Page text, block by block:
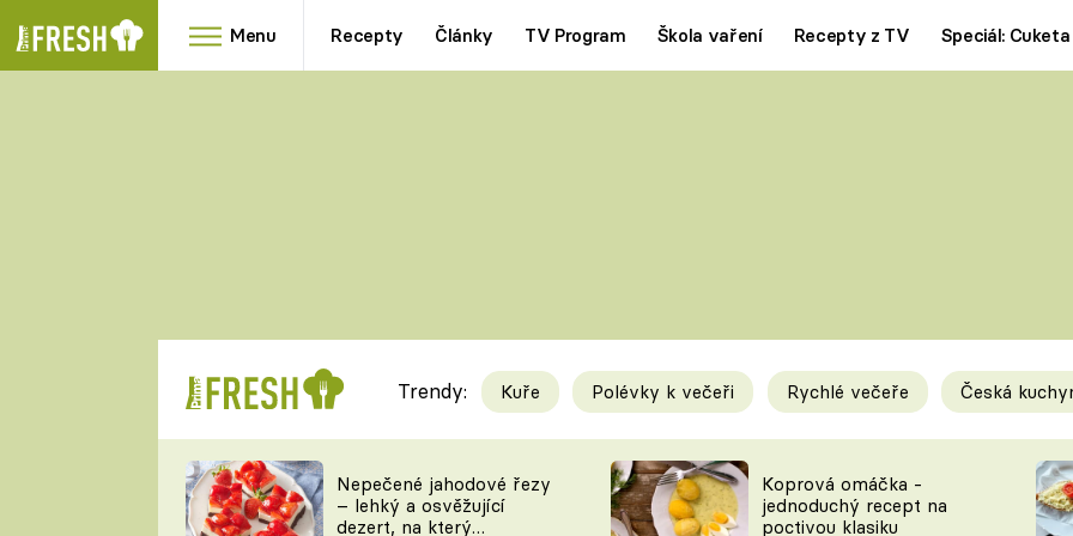
Menu Recepty Články TV Program Škola vaření Recepty z TV Speciál: Cuketa
RYCHLOVKY
Videorecepty
TEĎ VAŘÍ ŠÉF!
Tipy a triky
KAM ZA JÍDLEM
Trendy: Kuře Polévky k večeři Rychlé večeře Česká
Nepečené jahodové řezy
– lehký a osvěžující
dezert, na který
Koprová omáčka -
jednoduchý recept na
poctivou klasiku